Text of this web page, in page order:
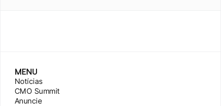
MENU
Notícias
CMO Summit
Anuncie